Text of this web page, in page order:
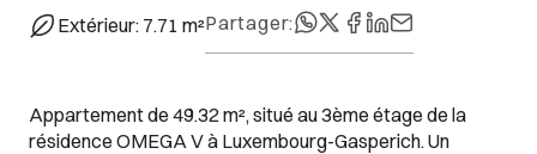
Extérieur: 7.71 m²Partager:
Appartement de 49.32 m², situé au 3ème étage de la
résidence OMEGA V à Luxembourg-Gasperich. Un